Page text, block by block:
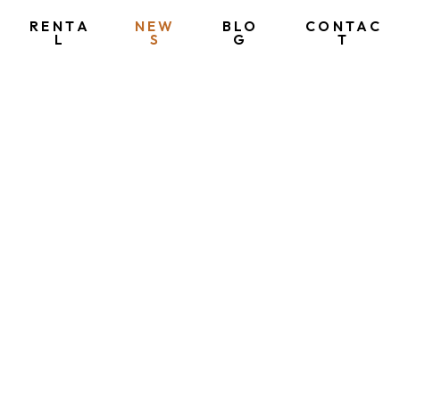
RENTA
L
NEW
S
BLO
G
CONTAC
T